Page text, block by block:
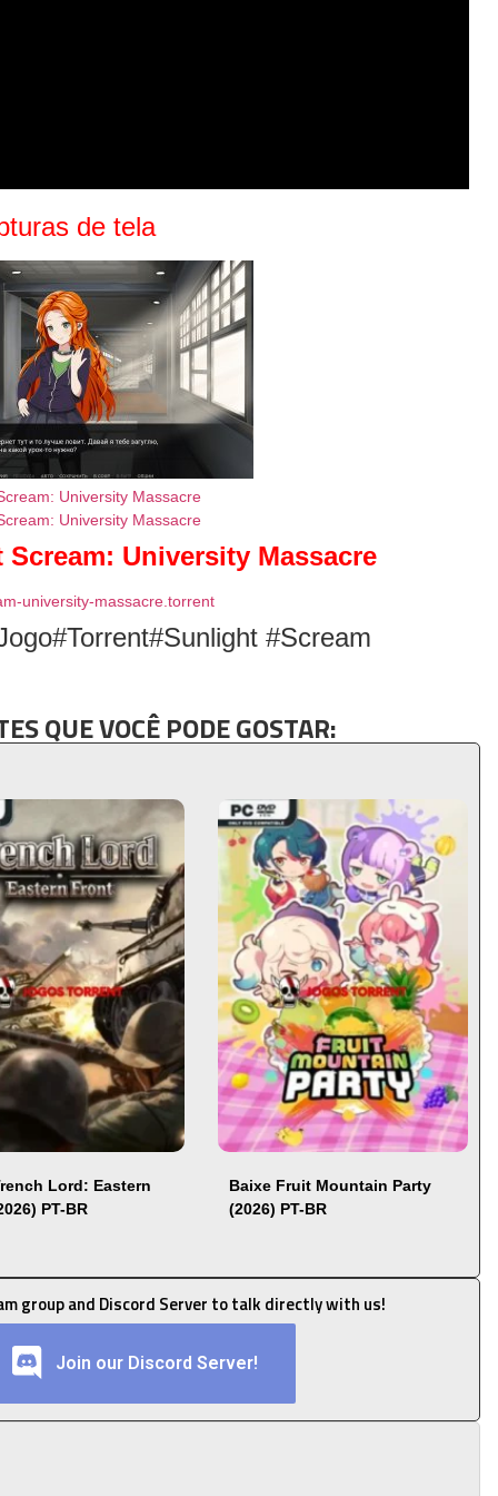
de tela
University Massacre
university-massacre.torrent
#Scream
QUE VOCÊ PODE GOSTAR:
Lord: Eastern
PT-BR
Baixe Fruit Mountain Party
(2026) PT-BR
group and Discord Server to talk directly with us!
Join our Discord Server!